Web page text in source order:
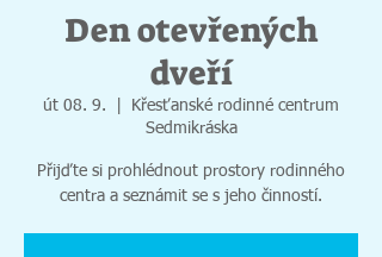
Den otevřených
dveří
út 08. 9.
Křesťanské rodinné centrum
Sedmikráska
Přijďte si prohlédnout prostory rodinného
centra a seznámit se s jeho činností.